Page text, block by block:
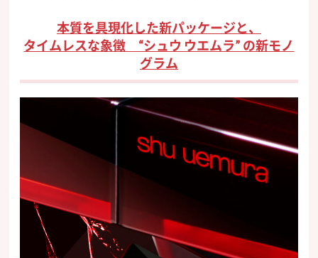
本質を具現化した新パッケージと、
タイムレスな象徴 “シュウ ウエムラ” の新モノ
グラム